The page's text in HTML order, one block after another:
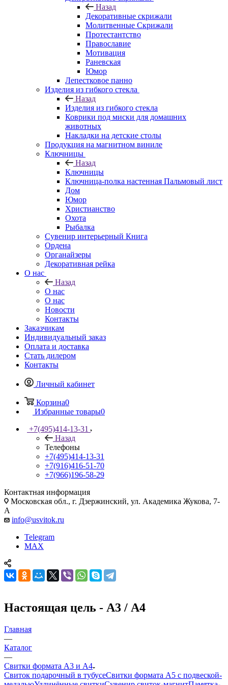
Назад
Декоративные скрижали
Молитвенные Скрижали
Протестантство
Православие
Мотивация
Раневская
Юмор
Лепестковое панно
Изделия из гибкого стекла
Назад
Изделия из гибкого стекла
Коврики под миски для домашних
животных
Накладки на детские столы
Продукция на магнитном виниле
Ключницы
Назад
Ключницы
Ключница-полка настенная Пальмовый лист
Дом
Юмор
Христианство
Охота
Рыбалка
Сувенир интерьерный Книга
Ордена
Органайзеры
Декоративная рейка
О нас
Назад
О нас
О нас
Новости
Контакты
Заказчикам
Индивидуальный заказ
Оплата и доставка
Стать дилером
Контакты
Личный кабинет
Корзина0
Избранные товары0
+7(495)414-13-31
Назад
Телефоны
+7(495)414-13-31
+7(916)416-51-70
+7(966)196-58-29
Контактная информация
Московская обл., г. Дзержинский, ул. Академика Жукова, 7-
А
info@usvitok.ru
Telegram
MAX
Настоящая цель - А3 / А4
Главная
—
Каталог
—
Свитки формата А3 и А4
Свиток подарочный в тубусеСвитки формата А5 с подвеской-